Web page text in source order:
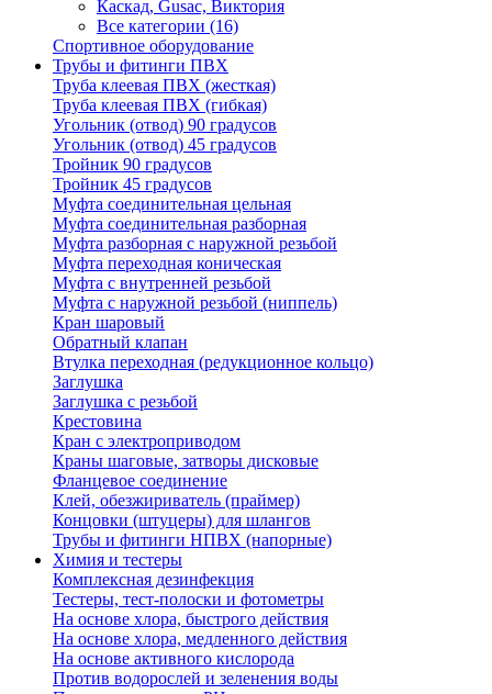
Каскад, Gusac, Виктория
Все категории (16)
Спортивное оборудование
Трубы и фитинги ПВХ
Труба клеевая ПВХ (жесткая)
Труба клеевая ПВХ (гибкая)
Угольник (отвод) 90 градусов
Угольник (отвод) 45 градусов
Тройник 90 градусов
Тройник 45 градусов
Муфта соединительная цельная
Муфта соединительная разборная
Муфта разборная с наружной резьбой
Муфта переходная коническая
Муфта с внутренней резьбой
Муфта с наружной резьбой (ниппель)
Кран шаровый
Обратный клапан
Втулка переходная (редукционное кольцо)
Заглушка
Заглушка с резьбой
Крестовина
Кран с электроприводом
Краны шаговые, затворы дисковые
Фланцевое соединение
Клей, обезжириватель (праймер)
Концовки (штуцеры) для шлангов
Трубы и фитинги НПВХ (напорные)
Химия и тестеры
Комплексная дезинфекция
Тестеры, тест-полоски и фотометры
На основе хлора, быстрого действия
На основе хлора, медленного действия
На основе активного кислорода
Против водорослей и зеленения воды